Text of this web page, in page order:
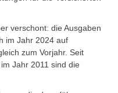
verschont: die Ausgaben
im Jahr 2024 auf
zum Vorjahr. Seit
Jahr 2011 sind die